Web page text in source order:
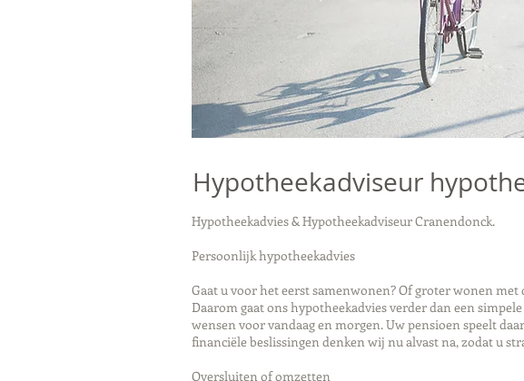
Hypotheekadviseur
Hypotheekadvies & Hypotheekadviseur Cranendonck.
Persoonlijk hypotheekadvies
Gaat u voor het eerst samenwonen? Of groter wonen
Daarom gaat ons hypotheekadvies verder dan een
wensen voor vandaag en morgen. Uw pensioen speelt
financiële beslissingen denken wij nu alvast na, zodat u
Oversluiten of omzetten